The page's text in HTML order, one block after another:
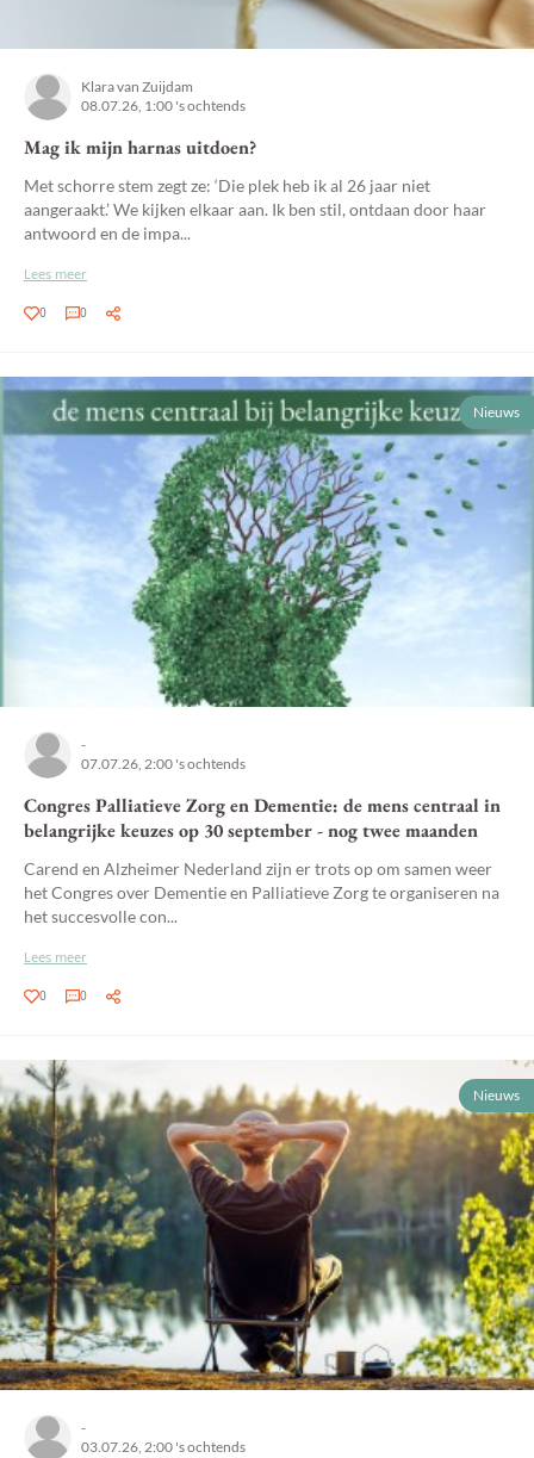
Klara van Zuijdam
08.07.26, 1:00 's ochtends
Mag ik mijn harnas uitdoen?
Met schorre stem zegt ze: ‘Die plek heb ik al 26 jaar niet
aangeraakt.’ We kijken elkaar aan. Ik ben stil, ontdaan door haar
antwoord en de impa...
Lees meer
0 0
Nieuws
-
07.07.26, 2:00 's ochtends
Congres Palliatieve Zorg en Dementie: de mens centraal in
belangrijke keuzes op 30 september - nog twee maanden
Carend en Alzheimer Nederland zijn er trots op om samen weer
het Congres over Dementie en Palliatieve Zorg te organiseren na
het succesvolle con...
Lees meer
0 0
Nieuws
-
03.07.26, 2:00 's ochtends